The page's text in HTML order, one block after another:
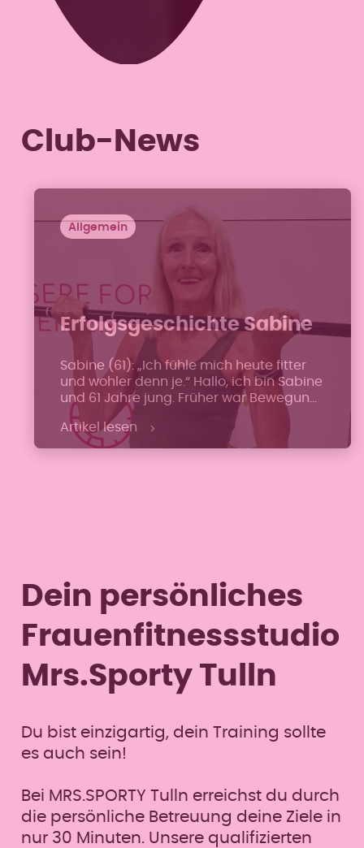
Club-News
Allgemein
Erfolgsgeschichte Sabine
Sabine (61): „Ich fühle mich heute fitter
und wohler denn je.“ Hallo, ich bin Sabine
und 61 Jahre jung. Früher war Bewegung
ein wichtiger Teil meines Lebens – ich
bin gerne Rad gefahren, schwimmen
gegangen und habe auch einige Zeit in
Artikel lesen
Dein persönliches
Frauenfitnessstudio
Mrs.Sporty Tulln
Du bist einzigartig, dein Training sollte
es auch sein!
Bei MRS.SPORTY Tulln erreichst du durch
die persönliche Betreuung deine Ziele in
nur 30 Minuten. Unsere qualifizierten